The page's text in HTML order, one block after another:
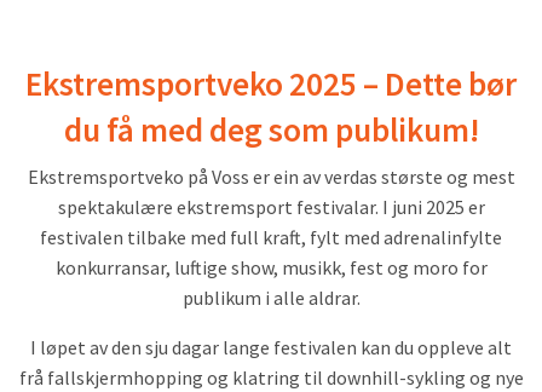
Ekstremsportveko 2025 – Dette bør
du få med deg som publikum!
Ekstremsportveko på Voss er ein av verdas største og mest
spektakulære ekstremsport festivalar. I juni 2025 er
festivalen tilbake med full kraft, fylt med adrenalinfylte
konkurransar, luftige show, musikk, fest og moro for
publikum i alle aldrar.
I løpet av den sju dagar lange festivalen kan du oppleve alt
frå fallskjermhopping og klatring til downhill-sykling og nye